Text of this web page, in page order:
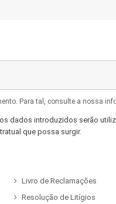
Para tal, consulte a nossa
dados introduzidos serão
que possa surgir.
Livro de Reclamações
Resolução de Litígios